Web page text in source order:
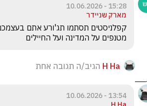
15:28 - 10.06.2026
מארק שניידר
מטנפים על המדינה ועל החיילים
H Ha הגיב/ה תגובה אחת
13:54 - 10.06.2026